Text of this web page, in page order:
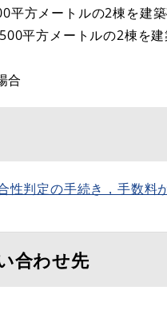
平方メートルの2棟を建
平方メートルの2棟を
合
性判定の手続き，手数料
合わせ先